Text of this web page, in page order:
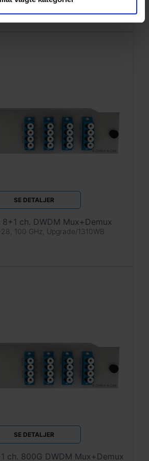
SE DETALJER
ch. DWDM Mux+Demux
100 GHz, Upgrade/1310WB
SE DETALJER
ch. 800G DWDM Mux+Demux